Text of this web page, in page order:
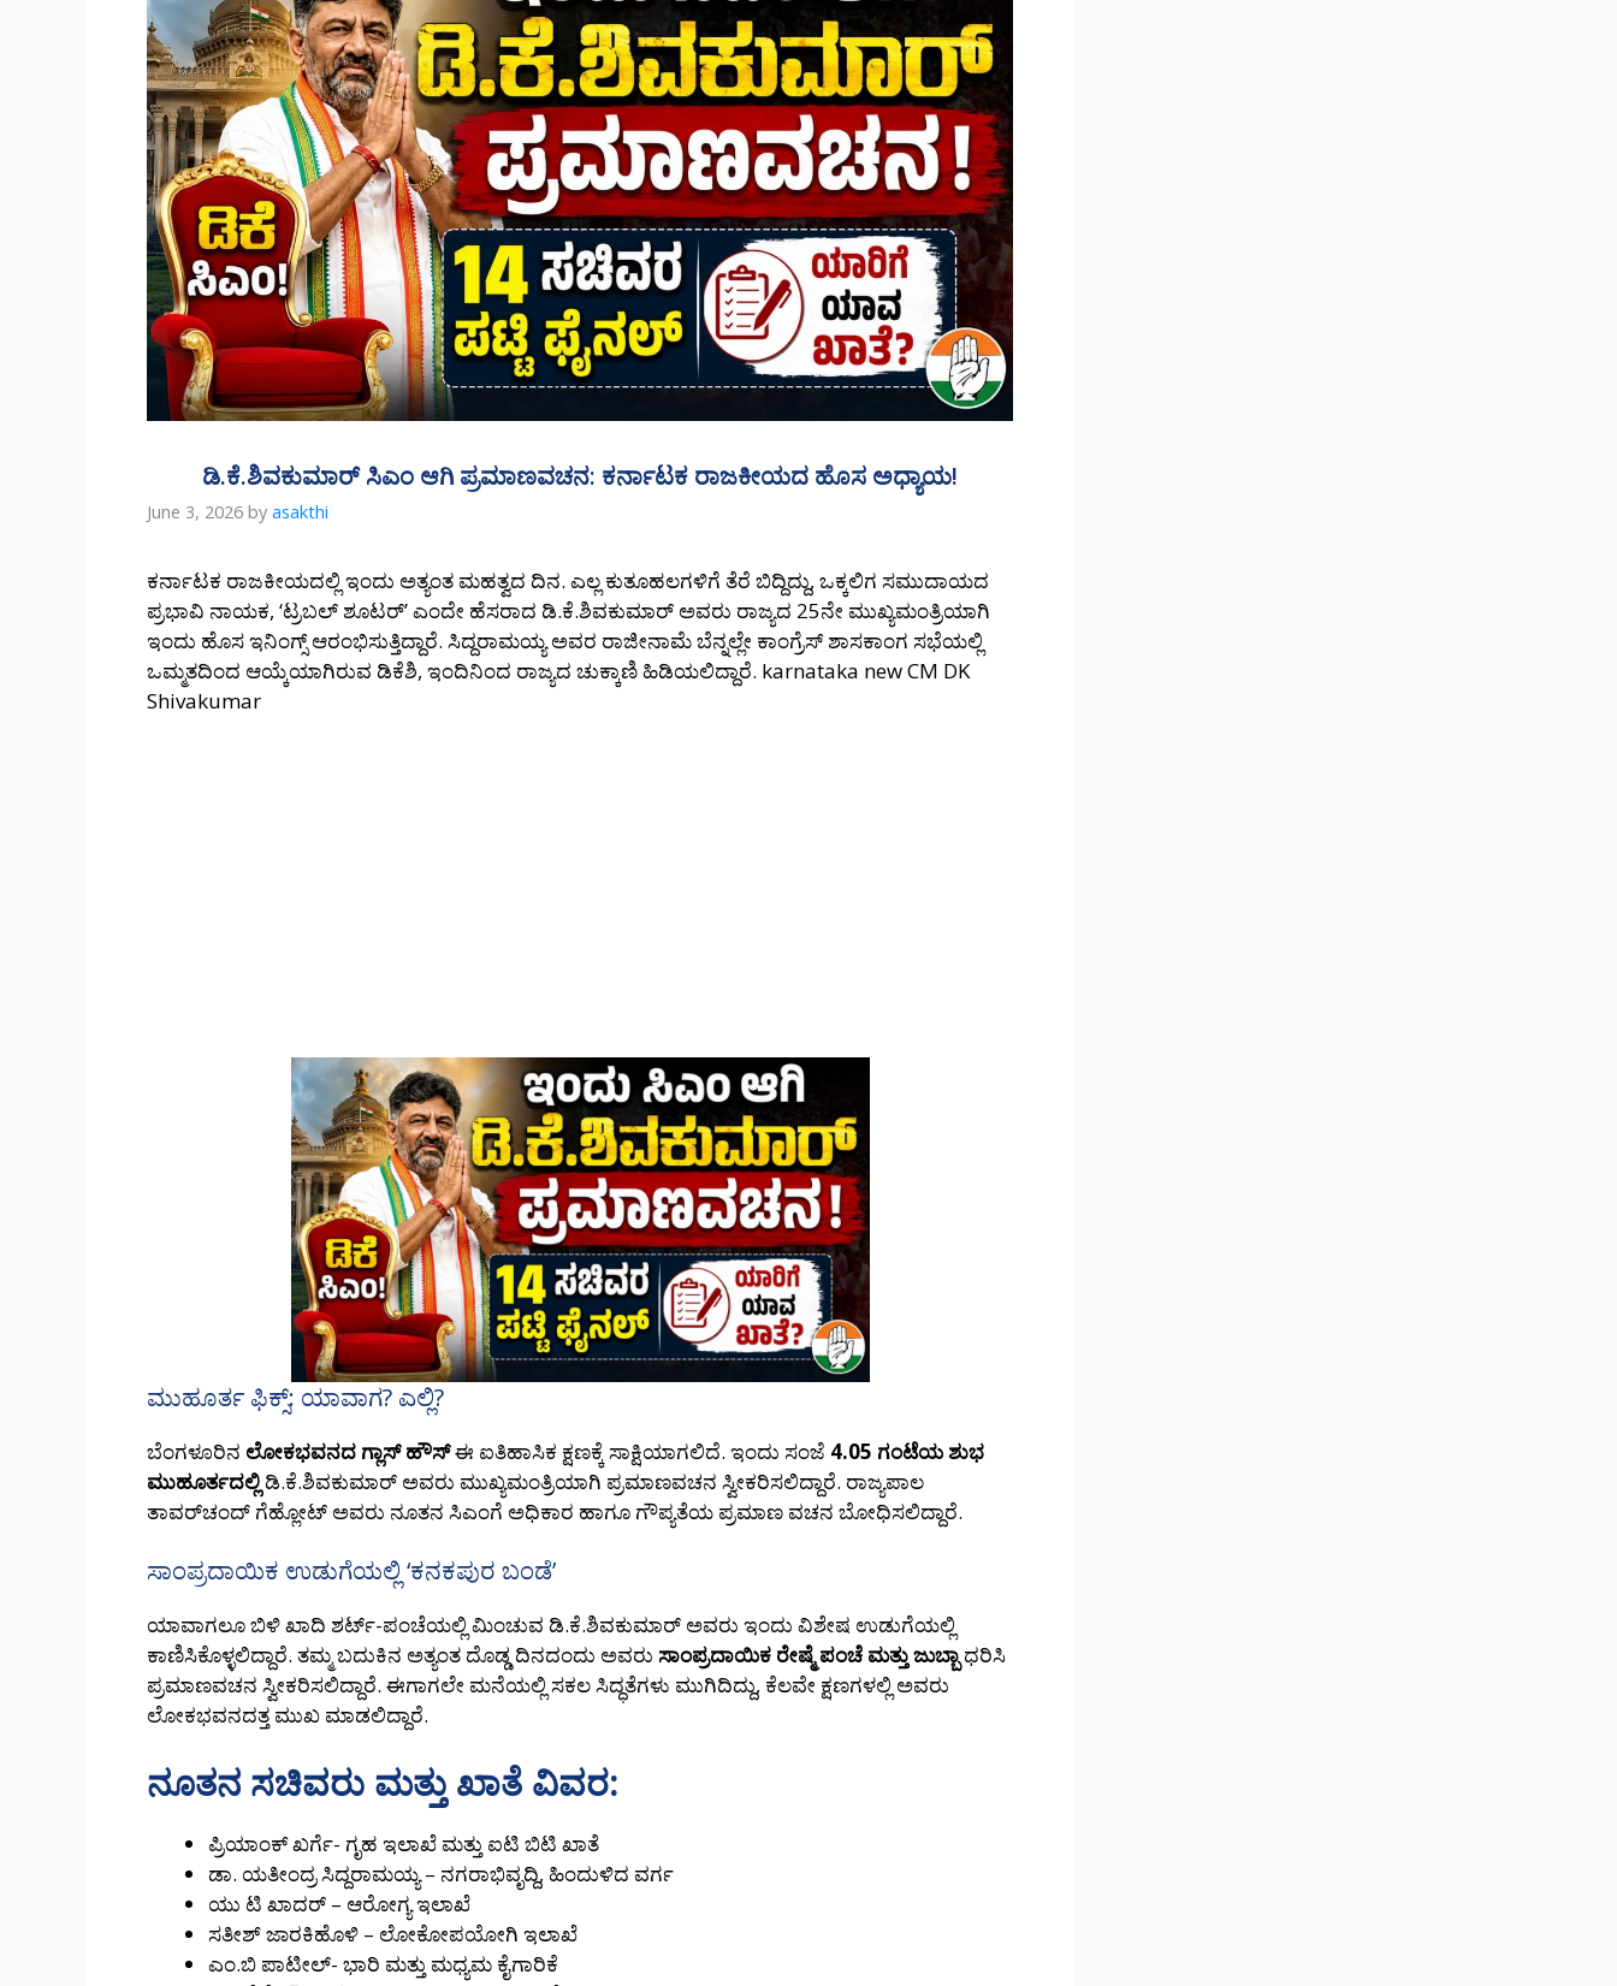
ಡಿ.ಕೆ.ಶಿವಕುಮಾರ್ ಸಿಎಂ ಆಗಿ ಪ್ರಮಾಣವಚನ: ಕರ್ನಾಟಕ ರಾಜಕೀಯದ ಹೊಸ ಅಧ್ಯಾಯ!
June 3, 2026 by asakthi
ಕರ್ನಾಟಕ ರಾಜಕೀಯದಲ್ಲಿ ಇಂದು ಅತ್ಯಂತ ಮಹತ್ವದ ದಿನ. ಎಲ್ಲ ಕುತೂಹಲಗಳಿಗೆ ತೆರೆ ಬಿದ್ದಿದ್ದು, ಒಕ್ಕಲಿಗ ಸಮುದಾಯದ
ಪ್ರಭಾವಿ ನಾಯಕ, ‘ಟ್ರಬಲ್ ಶೂಟರ್’ ಎಂದೇ ಹೆಸರಾದ ಡಿ.ಕೆ.ಶಿವಕುಮಾರ್ ಅವರು ರಾಜ್ಯದ 25ನೇ ಮುಖ್ಯಮಂತ್ರಿಯಾಗಿ
ಇಂದು ಹೊಸ ಇನಿಂಗ್ಸ್ ಆರಂಭಿಸುತ್ತಿದ್ದಾರೆ. ಸಿದ್ದರಾಮಯ್ಯ ಅವರ ರಾಜೀನಾಮೆ ಬೆನ್ನಲ್ಲೇ ಕಾಂಗ್ರೆಸ್ ಶಾಸಕಾಂಗ ಸಭೆಯಲ್ಲಿ
ಒಮ್ಮತದಿಂದ ಆಯ್ಕೆಯಾಗಿರುವ ಡಿಕೆಶಿ, ಇಂದಿನಿಂದ ರಾಜ್ಯದ ಚುಕ್ಕಾಣಿ ಹಿಡಿಯಲಿದ್ದಾರೆ. karnataka new CM DK
Shivakumar
ಮುಹೂರ್ತ ಫಿಕ್ಸ್: ಯಾವಾಗ? ಎಲ್ಲಿ?
ಬೆಂಗಳೂರಿನ ಲೋಕಭವನದ ಗ್ಲಾಸ್ ಹೌಸ್ಈ ಐತಿಹಾಸಿಕ ಕ್ಷಣಕ್ಕೆ ಸಾಕ್ಷಿಯಾಗಲಿದೆ. ಇಂದು ಸಂಜೆ 4.05 ಗಂಟೆಯ ಶುಭ
ಮುಹೂರ್ತದಲ್ಲಿ ಡಿ.ಕೆ.ಶಿವಕುಮಾರ್ ಅವರು ಮುಖ್ಯಮಂತ್ರಿಯಾಗಿ ಪ್ರಮಾಣವಚನ ಸ್ವೀಕರಿಸಲಿದ್ದಾರೆ. ರಾಜ್ಯಪಾಲ
ತಾವರ್‌ಚಂದ್ ಗೆಹ್ಲೋಟ್ ಅವರು ನೂತನ ಸಿಎಂಗೆ ಅಧಿಕಾರ ಹಾಗೂ ಗೌಪ್ಯತೆಯ ಪ್ರಮಾಣ ವಚನ ಬೋಧಿಸಲಿದ್ದಾರೆ.
ಸಾಂಪ್ರದಾಯಿಕ ಉಡುಗೆಯಲ್ಲಿ ‘ಕನಕಪುರ ಬಂಡೆ’
ಯಾವಾಗಲೂ ಬಿಳಿ ಖಾದಿ ಶರ್ಟ್-ಪಂಚೆಯಲ್ಲಿ ಮಿಂಚುವ ಡಿ.ಕೆ.ಶಿವಕುಮಾರ್ ಅವರು ಇಂದು ವಿಶೇಷ ಉಡುಗೆಯಲ್ಲಿ
ಕಾಣಿಸಿಕೊಳ್ಳಲಿದ್ದಾರೆ. ತಮ್ಮ ಬದುಕಿನ ಅತ್ಯಂತ ದೊಡ್ಡ ದಿನದಂದು ಅವರು ಸಾಂಪ್ರದಾಯಿಕ ರೇಷ್ಮೆ ಪಂಚೆ ಮತ್ತು ಜುಬ್ಬಾಧರಿಸಿ
ಪ್ರಮಾಣವಚನ ಸ್ವೀಕರಿಸಲಿದ್ದಾರೆ. ಈಗಾಗಲೇ ಮನೆಯಲ್ಲಿ ಸಕಲ ಸಿದ್ಧತೆಗಳು ಮುಗಿದಿದ್ದು, ಕೆಲವೇ ಕ್ಷಣಗಳಲ್ಲಿ ಅವರು
ಲೋಕಭವನದತ್ತ ಮುಖ ಮಾಡಲಿದ್ದಾರೆ.
ನೂತನ ಸಚಿವರು ಮತ್ತು ಖಾತೆ ವಿವರ:
ಪ್ರಿಯಾಂಕ್ ಖರ್ಗೆ- ಗೃಹ ಇಲಾಖೆ ಮತ್ತು ಐಟಿ ಬಿಟಿ ಖಾತೆ
ಡಾ. ಯತೀಂದ್ರ ಸಿದ್ದರಾಮಯ್ಯ – ನಗರಾಭಿವೃದ್ದಿ, ಹಿಂದುಳಿದ ವರ್ಗ
ಯು ಟಿ ಖಾದರ್ – ಆರೋಗ್ಯ ಇಲಾಖೆ
ಸತೀಶ್ ಜಾರಕಿಹೊಳಿ – ಲೋಕೋಪಯೋಗಿ ಇಲಾಖೆ
ಎಂ.ಬಿ ಪಾಟೀಲ್- ಭಾರಿ ಮತ್ತು ಮಧ್ಯಮ ಕೈಗಾರಿಕೆ